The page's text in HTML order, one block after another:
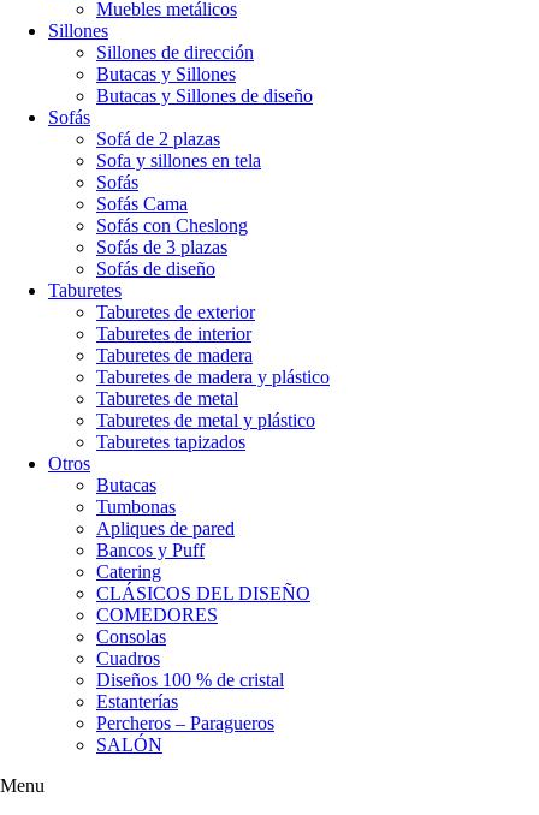
Muebles metálicos
Sillones
Sillones de dirección
Butacas y Sillones
Butacas y Sillones de diseño
Sofás
Sofá de 2 plazas
Sofa y sillones en tela
Sofás
Sofás Cama
Sofás con Cheslong
Sofás de 3 plazas
Sofás de diseño
Taburetes
Taburetes de exterior
Taburetes de interior
Taburetes de madera
Taburetes de madera y plástico
Taburetes de metal
Taburetes de metal y plástico
Taburetes tapizados
Otros
Butacas
Tumbonas
Apliques de pared
Bancos y Puff
Catering
CLÁSICOS DEL DISEÑO
COMEDORES
Consolas
Cuadros
Diseños 100 % de cristal
Estanterías
Percheros – Paragueros
SALÓN
Menu